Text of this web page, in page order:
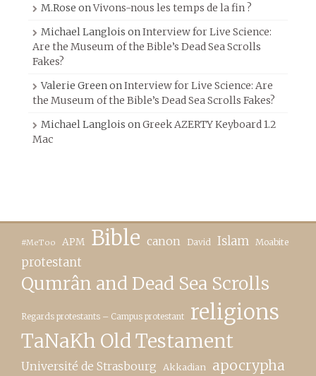
M.Rose onVivons-nous les temps de la fin ?
Michael Langlois onInterview for Live Science:
Are the Museum of the Bible’s Dead Sea Scrolls
Fakes?
Valerie GreenonInterview for Live Science: Are
the Museum of the Bible’s Dead Sea Scrolls Fakes?
Michael Langlois onGreek AZERTY Keyboard 1.2
Mac
#MeToo APM Bible canon David Islam Moabite
protestant
Qumrân and Dead Sea Scrolls
Regards protestants – Campus protestant religions
TaNaKh Old Testament
Université de Strasbourg Akkadian apocrypha